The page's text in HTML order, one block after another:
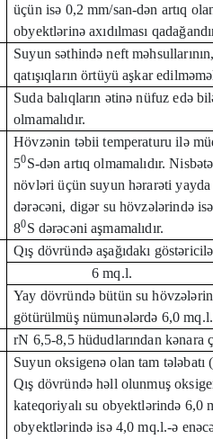
üçün isə 0,2 mm/san-dən artıq
obyektlərinə axıdılması
Suyun səthində neft
qatışıqların örtüyü aşkar
Suda balıqların ətinə nüfuz edə
olmamalıdır.
Hövzənin təbii temperaturu ilə
50S-dən artıq olmamalıdır.
növləri üçün suyun hərarəti yayda
dərəcəni, digər su hövzələrində
80S dərəcəni aşmamalıdır.
Qış dövründə aşağıdakı
6 mq.l.
Yay dövründə bütün su
götürülmüş nümunələrdə 6,0
rN 6,5-8,5 hüdudlarından kənara
Suyun oksigenə olan tam tələbatı
Qış dövründə həll olunmuş
kateqoriyalı su obyektlərində 6,0
obyektlərində isə 4,0 mq.l.-ə